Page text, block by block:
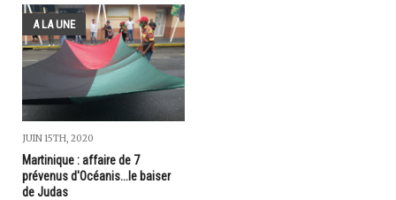
A LA UNE
JUIN 15TH, 2020
Martinique : affaire de 7
prévenus d'Océanis...le baiser
de Judas